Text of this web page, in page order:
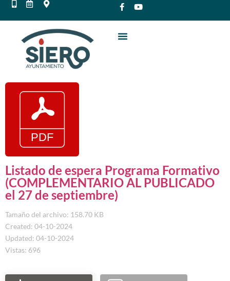
Listado de espera Programa Formativo
(COMPLEMENTARIO AL PUBLICADO
el 27 de septiembre)
Tamaño del archivo: 158.70 KB
Created: 04-10-2024
Updated: 04-10-2024
Vistas: 696